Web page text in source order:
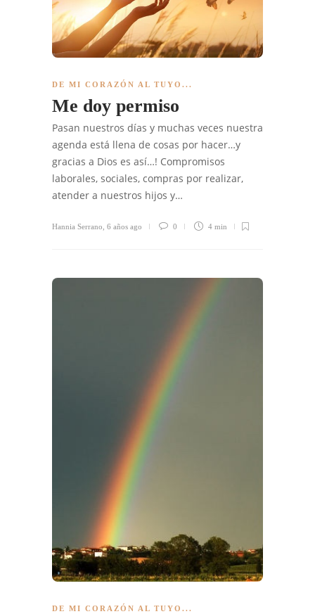
DE MI CORAZÓN AL TUYO...
Me doy permiso
Pasan nuestros días y muchas veces nuestra
agenda está llena de cosas por hacer…y
gracias a Dios es así…! Compromisos
laborales, sociales, compras por realizar,
atender a nuestros hijos y…
Hannia Serrano 6 años ago 0 4 min
DE MI CORAZÓN AL TUYO...